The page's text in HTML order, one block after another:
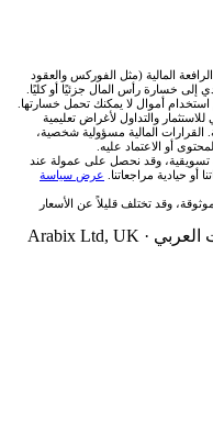
المالية (مثل الفوركس والعقود
خسارة رأس المال جزئيًا أو كليًا.
أموال لا يمكنك تحمل خسارتها.
والتداول لأغراض تعليمية
القرارات المالية مسؤولية شخصية،
أو الاعتماد عليه.
وقد نحصل على عمولة عند
أو حيادية مراجعاتنا. عرض سياسة
وقد تختلف قليلاً عن الأسعار
Arabix Ltd, UK